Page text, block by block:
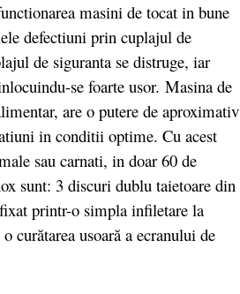
masini de tocat in bune
defectiuni prin cuplajul de
de siguranta se distruge, iar
se foarte usor. Masina de
are o putere de aproximativ
in conditii optime. Cu acest
sau carnati, in doar 60 de
sunt: 3 discuri dublu taietoare din
printr-o simpla infiletare la
curătarea usoară a ecranului de